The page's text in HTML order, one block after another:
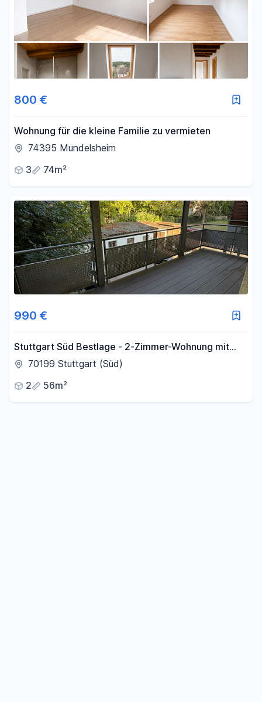
800 €
Wohnung für die kleine Familie zu vermieten
74395 Mundelsheim
3
74m²
990 €
Stuttgart Süd Bestlage - 2-Zimmer-Wohnung mit
großem Balkon ins Grüne in Stuttgart-Süd
70199 Stuttgart (Süd)
2
56m²